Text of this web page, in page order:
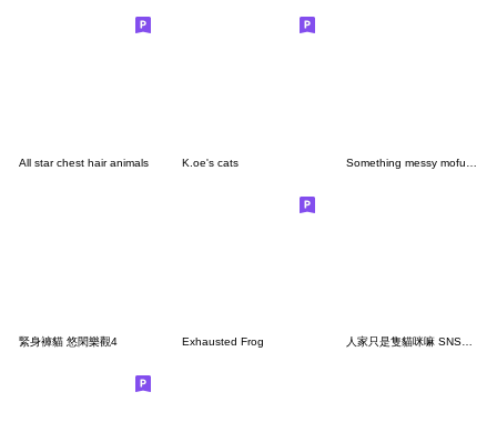
All star chest hair animals K.oe's cats
緊身褲貓 悠閑樂觀4 Exhausted Frog 人家只是隻貓咪嘛 SNS精選集